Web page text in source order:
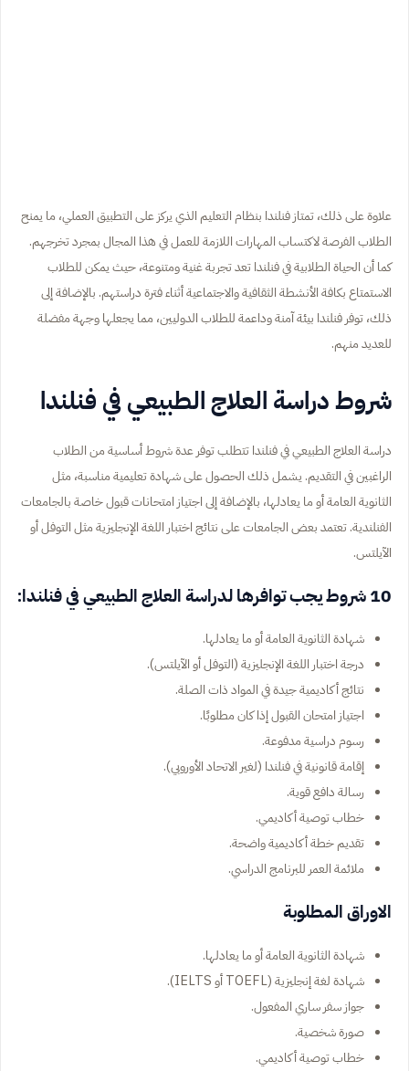
علاوة على ذلك، تمتاز فنلندا بنظام التعليم الذي يركز على التطبيق العملي، ما يمنح
الطلاب الفرصة لاكتساب المهارات اللازمة للعمل في هذا المجال بمجرد تخرجهم.
كما أن الحياة الطلابية في فنلندا تعد تجربة غنية ومتنوعة، حيث يمكن للطلاب
الاستمتاع بكافة الأنشطة الثقافية والاجتماعية أثناء فترة دراستهم. بالإضافة إلى
ذلك، توفر فنلندا بيئة آمنة وداعمة للطلاب الدوليين، مما يجعلها وجهة مفضلة
للعديد منهم.
شروط دراسة العلاج الطبيعي في فنلندا
دراسة العلاج الطبيعي في فنلندا تتطلب توفر عدة شروط أساسية من الطلاب
الراغبين في التقديم. يشمل ذلك الحصول على شهادة تعليمية مناسبة، مثل
الثانوية العامة أو ما يعادلها، بالإضافة إلى اجتياز امتحانات قبول خاصة بالجامعات
الفنلندية. تعتمد بعض الجامعات على نتائج اختبار اللغة الإنجليزية مثل التوفل أو
الآيلتس.
10 شروط يجب توافرها لدراسة العلاج الطبيعي في فنلندا:
شهادة الثانوية العامة أو ما يعادلها.
درجة اختبار اللغة الإنجليزية (التوفل أو الآيلتس).
نتائج أكاديمية جيدة في المواد ذات الصلة.
اجتياز امتحان القبول إذا كان مطلوبًا.
رسوم دراسية مدفوعة.
إقامة قانونية في فنلندا (لغير الاتحاد الأوروبي).
رسالة دافع قوية.
خطاب توصية أكاديمي.
تقديم خطة أكاديمية واضحة.
ملائمة العمر للبرنامج الدراسي.
الاوراق المطلوبة
شهادة الثانوية العامة أو ما يعادلها.
شهادة لغة إنجليزية (TOEFL أو IELTS).
جواز سفر ساري المفعول.
صورة شخصية.
خطاب توصية أكاديمي.